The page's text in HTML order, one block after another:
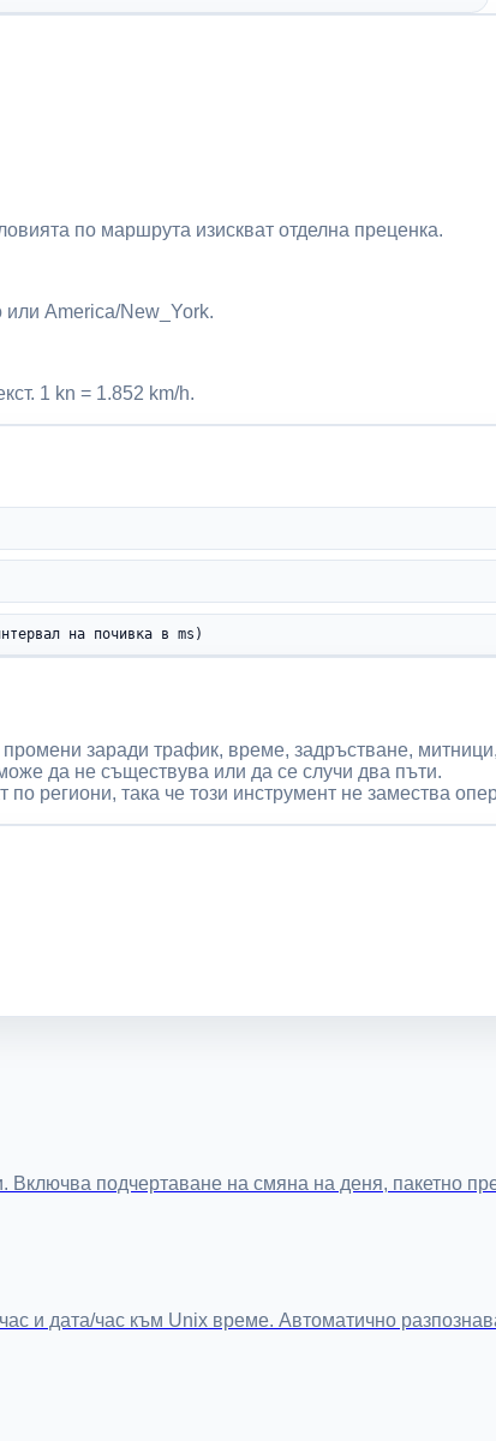
по маршрута изискват отделна преценка.
или America/New_York.
1 kn = 1.852 km/h.
на почивка в ms)
заради трафик, време, задръстване,
да не съществува или да се случи два пъти.
региони, така че този инструмент не замества
подчертаване на смяна на деня, пакетно
и дата/час към Unix време. Автоматично